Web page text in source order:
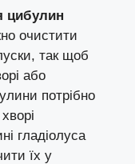
цибулин
очистити
так щоб
або
потрібно
гладіолуса
їх у